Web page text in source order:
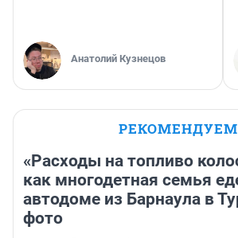
Анатолий Кузнецов
РЕКОМЕНДУЕМ
«Расходы на топливо
как многодетная семья
автодоме из Барнаула в
фото